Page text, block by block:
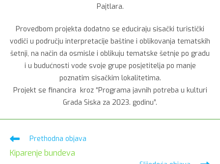
Pajtlara.
Provedbom projekta dodatno se educiraju sisački turistički
vodiči u području interpretacije baštine i oblikovanja tematskih
šetnji, na način da osmisle i oblikuju tematske šetnje po gradu
i u budućnosti vode svoje grupe posjetitelja po manje
poznatim sisačkim lokalitetima.
Projekt se financira kroz “Programa javnih potreba u kulturi
Grada Siska za 2023. godinu”.
Pročitaj
članaka
Prethodna objava
Kiparenje bundeva